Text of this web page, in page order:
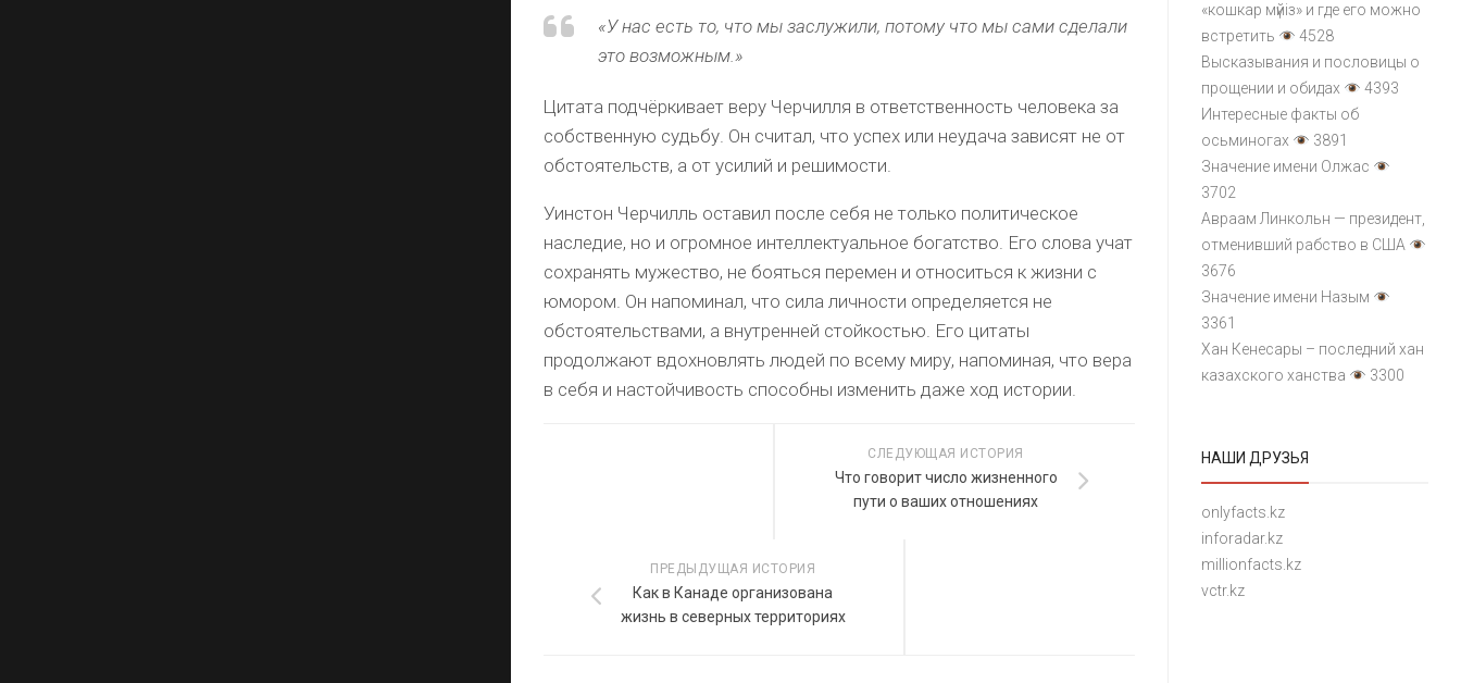
«У нас есть то, что мы заслужили, потому что мы сами сделали
это возможным.»
Цитата подчёркивает веру Черчилля в ответственность человека за
собственную судьбу. Он считал, что успех или неудача зависят не от
обстоятельств, а от усилий и решимости.
Уинстон Черчилль оставил после себя не только политическое
наследие, но и огромное интеллектуальное богатство. Его слова учат
сохранять мужество, не бояться перемен и относиться к жизни с
юмором. Он напоминал, что сила личности определяется не
обстоятельствами, а внутренней стойкостью. Его цитаты
продолжают вдохновлять людей по всему миру, напоминая, что вера
в себя и настойчивость способны изменить даже ход истории.
СЛЕДУЮЩАЯ ИСТОРИЯ
Что говорит число жизненного
пути о ваших отношениях
ПРЕДЫДУЩАЯ ИСТОРИЯ
Как в Канаде организована
жизнь в северных территориях
«кошкар мүйіз» и где его можно
встретить
4528
Высказывания и пословицы о
прощении и обидах
4393
Интересные факты об
осьминогах
3891
Значение имени Олжас
3702
Авраам Линкольн — президент,
отменивший рабство в США
3676
Значение имени Назым
3361
Хан Кенесары – последний хан
казахского ханства
3300
НАШИ ДРУЗЬЯ
onlyfacts.kz
inforadar.kz
millionfacts.kz
vctr.kz